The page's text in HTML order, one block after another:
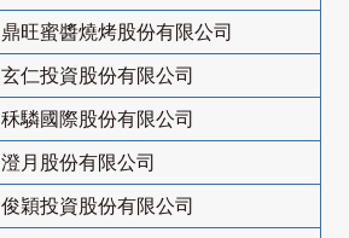
鼎旺蜜醬燒烤股份有限公司
玄仁投資股份有限公司
秝驎國際股份有限公司
澄月股份有限公司
俊穎投資股份有限公司